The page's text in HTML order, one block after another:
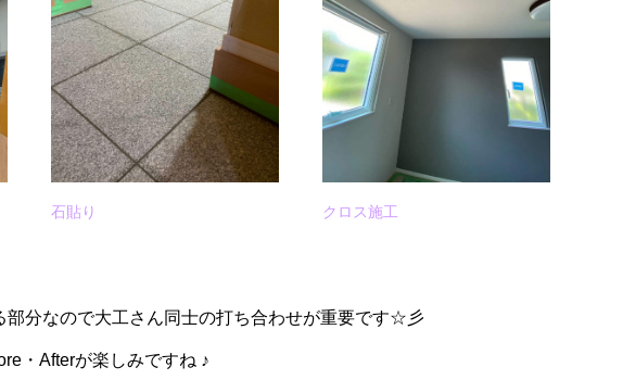
石貼り クロス施工
分なので大工さん同士の打ち合わせが重要です☆彡
・Afterが楽しみですね ♪